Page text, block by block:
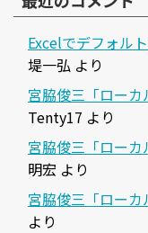
Excelでデフォル
堤一弘 より
宮脇俊三「ロー
Tenty17 より
宮脇俊三「ロー
明宏 より
宮脇俊三「ロー
より